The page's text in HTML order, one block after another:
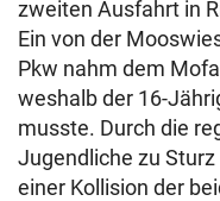
zweiten Ausfahrt in
Ein von der
Pkw nahm dem
weshalb der 16-
musste. Durch die
Jugendliche zu
einer Kollision der